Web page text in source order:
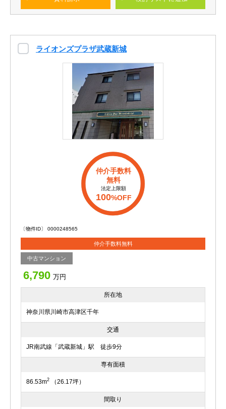
ライオンズプラザ武蔵新城
仲介手数料
無料
法定上限額
100%OFF
〔物件ID〕 0000248565
仲介手数料無料
中古マンション
6,790 万円
所在地
神奈川県川崎市高津区千年
交通
JR南武線「武蔵新城」駅 徒歩9分
専有面積
86.53m2 （26.17坪）
間取り